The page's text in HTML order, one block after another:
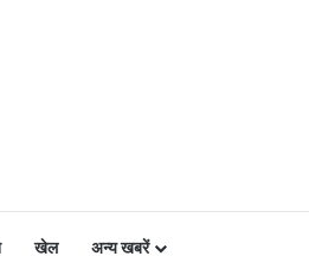
खेल अन्य खबरें